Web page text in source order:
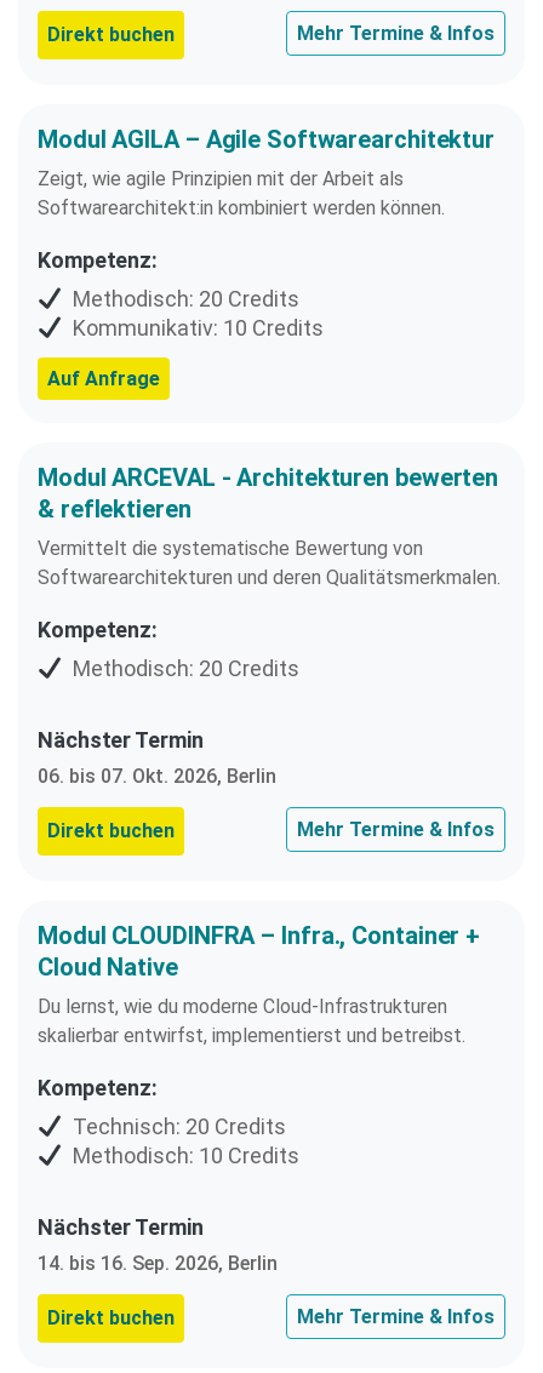
Direkt buchen Mehr Termine & Infos
Modul AGILA – Agile Softwarearchitektur
Zeigt, wie agile Prinzipien mit der Arbeit als
Softwarearchitekt:in kombiniert werden können.
Kompetenz:
Methodisch: 20 Credits
Kommunikativ: 10 Credits
Auf Anfrage
Modul ARCEVAL - Architekturen bewerten
& reflektieren
Vermittelt die systematische Bewertung von
Softwarearchitekturen und deren Qualitätsmerkmalen.
Kompetenz:
Methodisch: 20 Credits
Nächster Termin
06. bis 07. Okt. 2026, Berlin
Direkt buchen Mehr Termine & Infos
Modul CLOUDINFRA – Infra., Container +
Cloud Native
Du lernst, wie du moderne Cloud-Infrastrukturen
skalierbar entwirfst, implementierst und betreibst.
Kompetenz:
Technisch: 20 Credits
Methodisch: 10 Credits
Nächster Termin
14. bis 16. Sep. 2026, Berlin
Direkt buchen Mehr Termine & Infos